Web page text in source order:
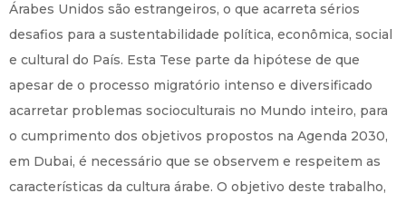
Árabes Unidos são estrangeiros, o que acarreta sérios
desafios para a sustentabilidade política, econômica, social
e cultural do País. Esta Tese parte da hipótese de que
apesar de o processo migratório intenso e diversificado
acarretar problemas socioculturais no Mundo inteiro, para
o cumprimento dos objetivos propostos na Agenda 2030,
em Dubai, é necessário que se observem e respeitem as
características da cultura árabe. O objetivo deste trabalho,